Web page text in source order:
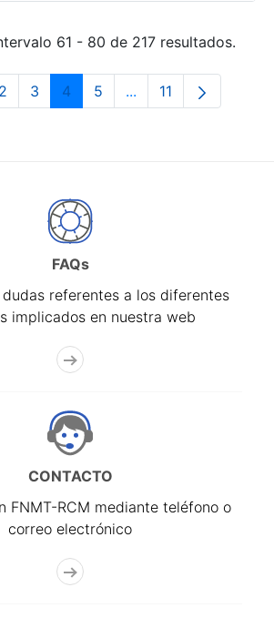
61 - 80 de 217 resultados.
Página
2 Página
3 Página
4 Página
5 ...Páginas intermedias
Página
11
FAQs
dudas referentes a los diferentes
implicados en nuestra web
CONTACTO
FNMT-RCM mediante teléfono o
correo electrónico